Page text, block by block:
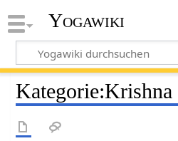
Yogawiki
Kategorie:Krishna